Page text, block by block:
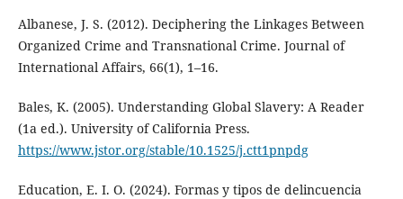
Albanese, J. S. (2012). Deciphering the Linkages Between
Organized Crime and Transnational Crime. Journal of
International Affairs, 66(1), 1–16.
Bales, K. (2005). Understanding Global Slavery: A Reader
(1a ed.). University of California Press.
https://www.jstor.org/stable/10.1525/j.ctt1pnpdg
Education, E. I. O. (2024). Formas y tipos de delincuencia